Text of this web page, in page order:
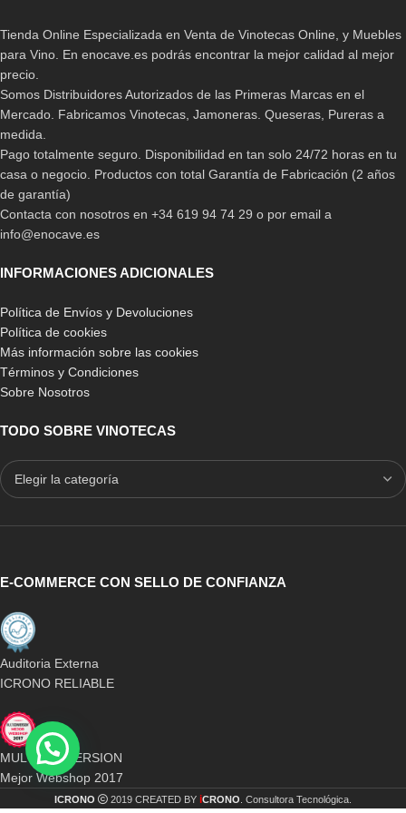
Tienda Online Especializada en Venta de Vinotecas Online, y Muebles
para Vino. En enocave.es podrás encontrar la mejor calidad al mejor
precio.
Somos Distribuidores Autorizados de las Primeras Marcas en el
Mercado. Fabricamos Vinotecas, Jamoneras. Queseras, Pureras a
medida.
Pago totalmente seguro. Disponibilidad en tan solo 24/72 horas en tu
casa o negocio. Productos con total Garantía de Fabricación (2 años
de garantía)
Contacta con nosotros en +34 619 94 74 29 o por email a
info@enocave.es
INFORMACIONES ADICIONALES
Política de Envíos y Devoluciones
Política de cookies
Más información sobre las cookies
Términos y Condiciones
Sobre Nosotros
TODO SOBRE VINOTECAS
E-COMMERCE CON SELLO DE CONFIANZA
Auditoria Externa
ICRONO RELIABLE
MULTICONVERSION
Mejor Webshop 2017
ICRONO 2019 CREATED BY iCRONO . Consultora Tecnológica.